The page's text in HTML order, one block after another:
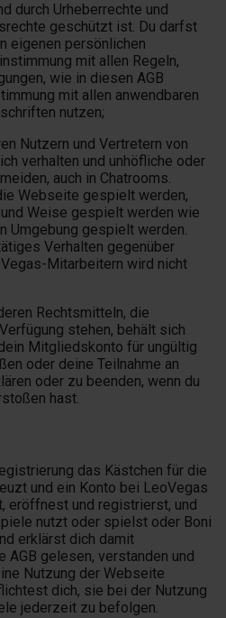
durch Urheberrechte und
geschützt ist. Du darfst
eigenen persönlichen
mit allen Regeln,
wie in diesen AGB
mit allen anwendbaren
nutzen;
Nutzern und Vertretern von
verhalten und unhöfliche oder
auch in Chatrooms.
Webseite gespielt werden,
Weise gespielt werden wie
Umgebung gespielt werden.
Verhalten gegenüber
Mitarbeitern wird nicht
Rechtsmitteln, die
stehen, behält sich
Mitgliedskonto für ungültig
oder deine Teilnahme an
oder zu beenden, wenn du
hast.
das Kästchen für die
und ein Konto bei LeoVegas
eröffnest und registrierst, und
nutzt oder spielst oder Boni
erklärst dich damit
AGB gelesen, verstanden und
Nutzung der Webseite
dich, sie bei der Nutzung
jederzeit zu befolgen.